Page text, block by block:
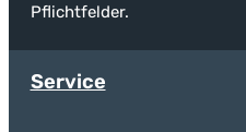
Pflichtfelder.
Service